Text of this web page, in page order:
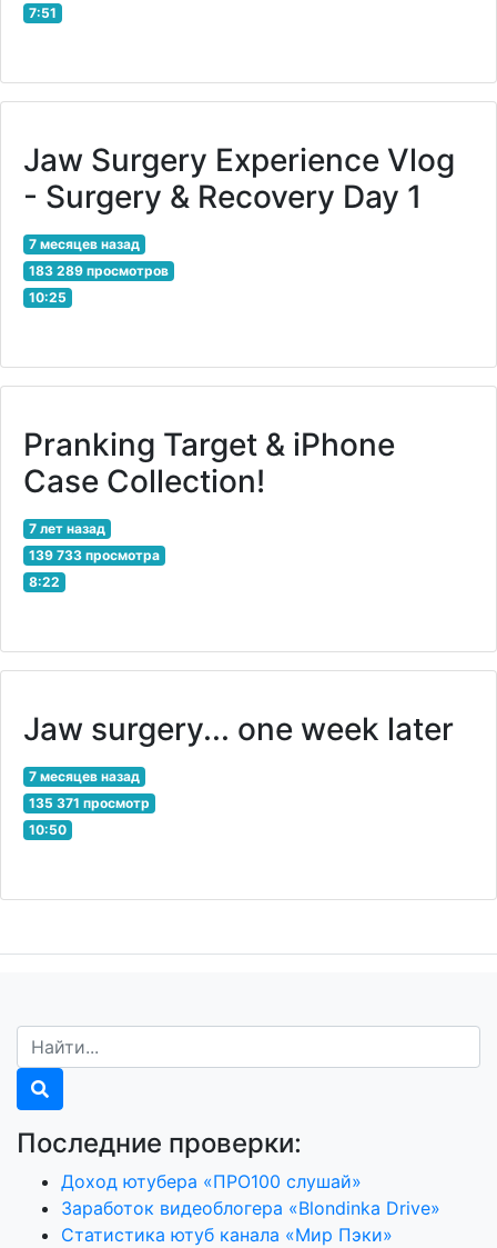
7:51
Jaw Surgery Experience Vlog
- Surgery & Recovery Day 1
7 месяцев назад
183 289 просмотров
10:25
Pranking Target & iPhone
Case Collection!
7 лет назад
139 733 просмотра
8:22
Jaw surgery... one week later
7 месяцев назад
135 371 просмотр
10:50
Последние проверки:
Доход ютубера «ПРО100 слушай»
Заработок видеоблогера «Blondinka Drive»
Статистика ютуб канала «Мир Пэки»